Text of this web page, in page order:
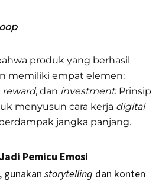
produk yang berhasil
memiliki empat elemen:
reward, dan investment. Prinsip
menyusun cara kerja digital
jangka panjang.
Pemicu Emosi
gunakan storytelling dan konten